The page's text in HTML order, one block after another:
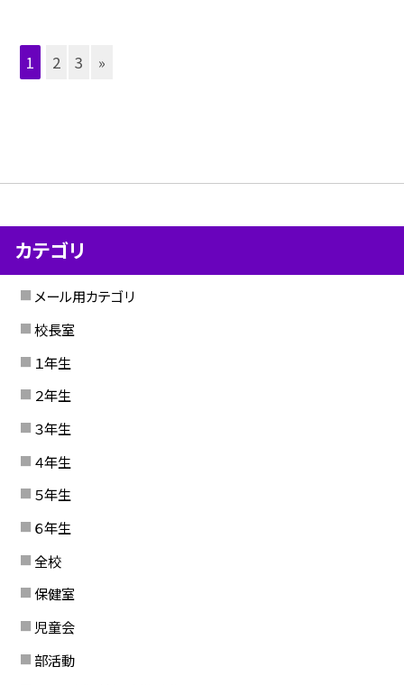
1 2 3 »
カテゴリ
メール用カテゴリ
校長室
１年生
２年生
３年生
４年生
５年生
６年生
全校
保健室
児童会
部活動